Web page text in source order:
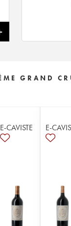
GRAND
E-CAVISTE E-